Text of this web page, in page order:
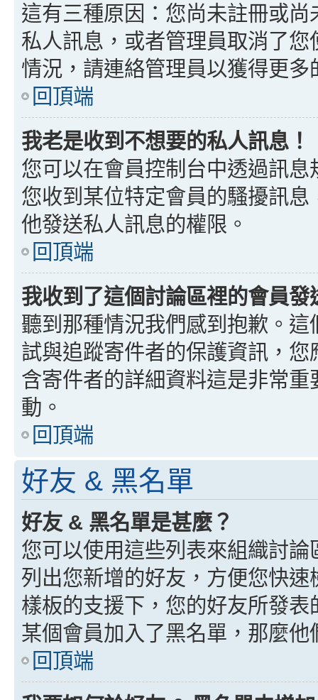
這有三種原因：您尚未註冊或
私人訊息，或者管理員取消了
情況，請連絡管理員以獲得更多
回頂端
我老是收到不想要的私人訊息！
您可以在會員控制台中透過訊
您收到某位特定會員的騷擾訊
他發送私人訊息的權限。
回頂端
我收到了這個討論區裡的會員
聽到那種情況我們感到抱歉。
試與追蹤寄件者的保護資訊，
含寄件者的詳細資料這是非常
動。
回頂端
好友 & 黑名單
好友 & 黑名單是甚麼？
您可以使用這些列表來組織討
列出您新增的好友，方便您快
樣板的支援下，您的好友所發
某個會員加入了黑名單，那麼
回頂端